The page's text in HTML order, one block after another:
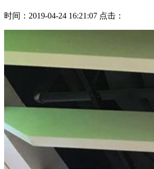
时间：2019-04-24 16:21:07 点击：